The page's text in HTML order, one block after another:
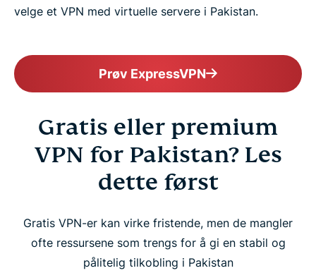
velge et VPN med virtuelle servere i Pakistan.
Prøv ExpressVPN
Gratis eller premium
VPN for Pakistan? Les
dette først
Gratis VPN-er kan virke fristende, men de mangler
ofte ressursene som trengs for å gi en stabil og
pålitelig tilkobling i Pakistan